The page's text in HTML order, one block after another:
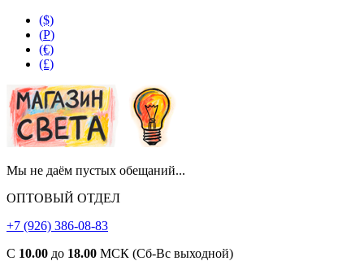
($)
(Р)
(€)
(£)
Мы не даём пустых обещаний...
ОПТОВЫЙ ОТДЕЛ
+7 (926) 386-08-83
С 10.00 до 18.00 МСК (Сб-Вс выходной)